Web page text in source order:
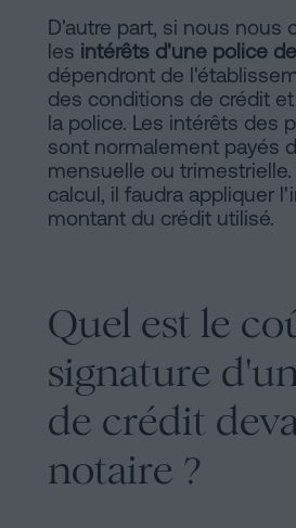
D'autre part, si nous nous
les intérêts d'une police
dépendront de
des conditions de crédit
la police. Les intérêts des
sont normalement payés
mensuelle ou trimestrielle.
calcul, il faudra appliquer
montant du crédit utilisé.
Quel est le
signature
de crédit
notaire ?